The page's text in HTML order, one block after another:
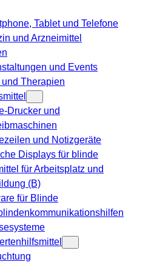
Tablet und Telefone
und Arzneimittel
und Events
und Therapien
Drucker und
und Notizgeräte
Displays für blinde
für Arbeitsplatz und
(B)
für Blinde